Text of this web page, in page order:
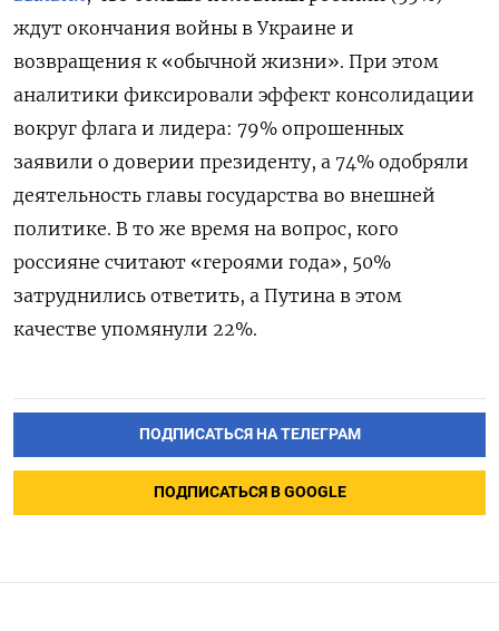
ждут окончания войны в Украине и
возвращения к «обычной жизни». При этом
аналитики фиксировали эффект консолидации
вокруг флага и лидера: 79% опрошенных
заявили о доверии президенту, а 74% одобряли
деятельность главы государства во внешней
политике. В то же время на вопрос, кого
россияне считают «героями года», 50%
затруднились ответить, а Путина в этом
качестве упомянули 22%.
ПОДПИСАТЬСЯ НА ТЕЛЕГРАМ
ПОДПИСАТЬСЯ В GOOGLE